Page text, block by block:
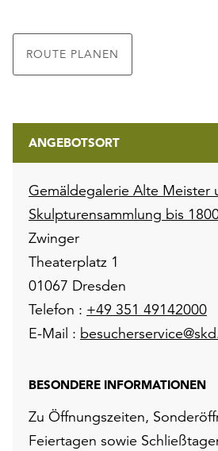
ROUTE PLANEN
ANGEBOTSORT
Gemäldegalerie Alte Meister
Skulpturensammlung bis
Zwinger
Theaterplatz 1
01067 Dresden
Telefon : +49 351 49142000
E-Mail :
BESONDERE INFORMATIONEN
Zu Öffnungszeiten,
Feiertagen sowie